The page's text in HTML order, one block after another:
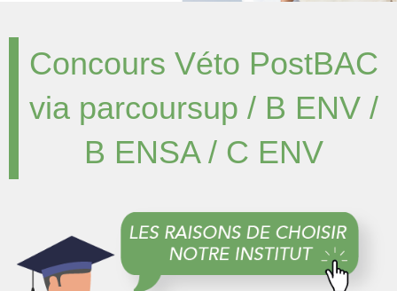
Concours Véto PostBAC
via parcoursup / B ENV /
B ENSA / C ENV